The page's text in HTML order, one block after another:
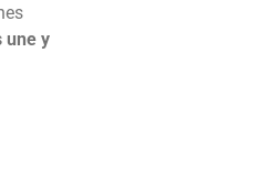
une y